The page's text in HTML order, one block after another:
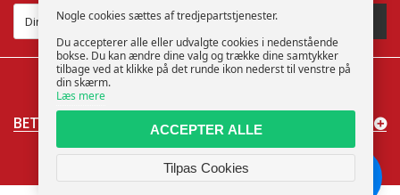
© 2025 Biva ApS | CVR: 40373853 | support@biva.dk
BETALINGSMÅDER
Nogle cookies sættes af tredjepartstjenester.
Du accepterer alle eller udvalgte cookies i nedenstående
bokse. Du kan ændre dine valg og trække dine samtykker
tilbage ved at klikke på det runde ikon nederst til venstre på
din skærm.
Læs mere
ACCEPTER ALLE
Tilpas Cookies